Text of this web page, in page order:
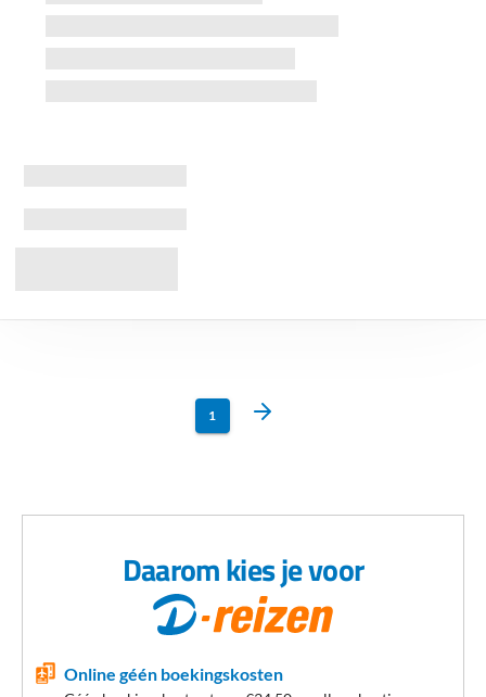
1
Daarom kies je voor
Online géén boekingskosten